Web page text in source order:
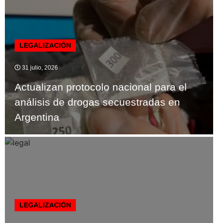
LEGALIZACIÓN
31 julio, 2026
Actualizan protocolo nacional para el
análisis de drogas secuestradas en
Argentina
LEGALIZACIÓN